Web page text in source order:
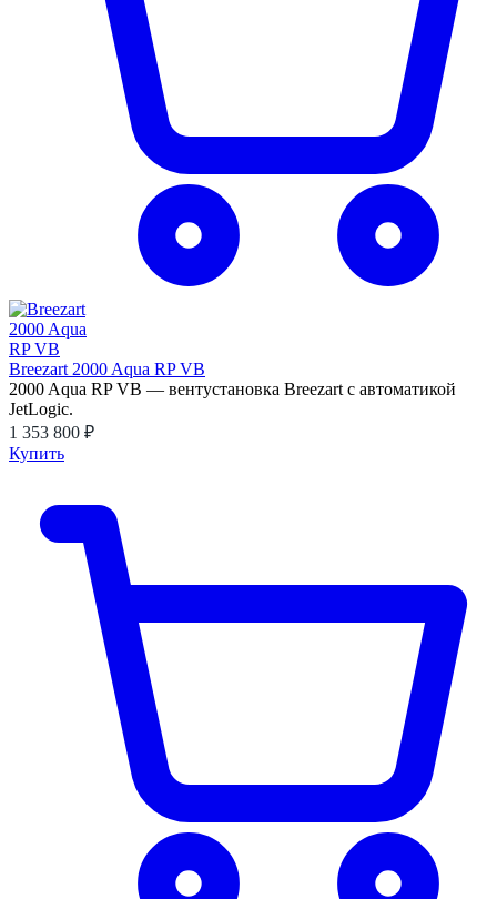
Breezart 2000 Aqua RP VB
2000 Aqua RP VB — вентустановка Breezart с автоматикой
JetLogic.
1 353 800 ₽
Купить